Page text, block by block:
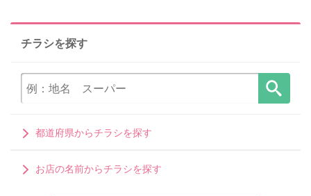
チラシを探す
都道府県からチラシを探す
お店の名前からチラシを探す